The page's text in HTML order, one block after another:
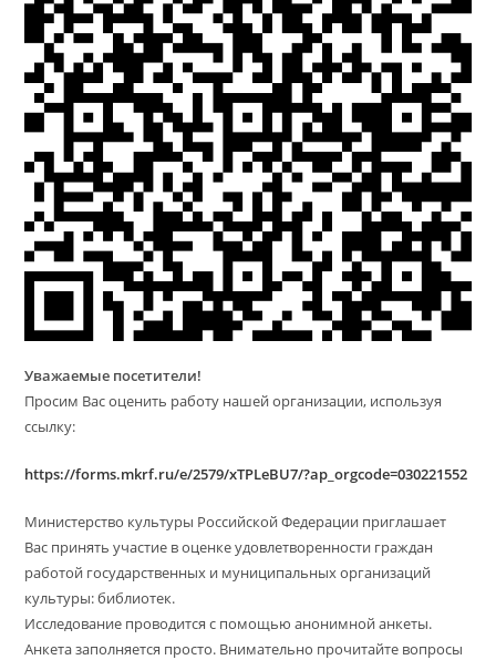
Уважаемые посетители!
Просим Вас оценить работу нашей организации, используя
ссылку:
https://forms.mkrf.ru/e/2579/xTPLeBU7/?ap_orgcode=030221552
Министерство культуры Российской Федерации приглашает
Вас принять участие в оценке удовлетворенности граждан
работой государственных и муниципальных организаций
культуры: библиотек.
Исследование проводится с помощью анонимной анкеты.
Анкета заполняется просто. Внимательно прочитайте вопросы